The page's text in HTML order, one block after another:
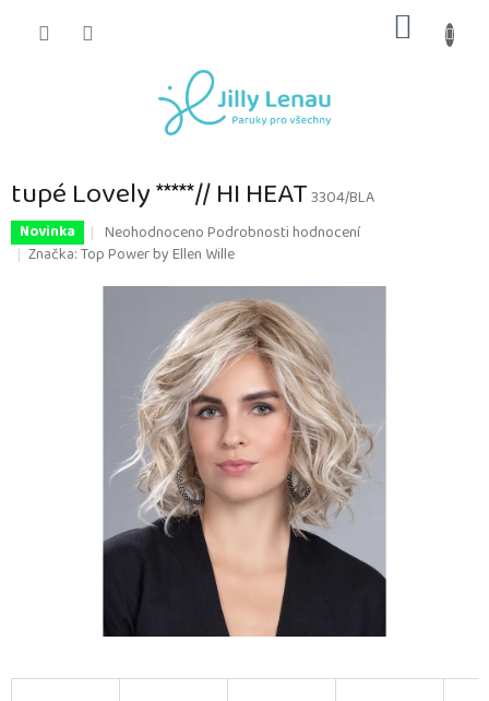
KOŠÍK
tupé Lovely *****// HI HEAT3304/BLA
Novinka
Průměrné
hodnocení
je
hvězdiček.
NeohodnocenoPodrobnosti hodnocení
Značka:Top Power by Ellen Wille